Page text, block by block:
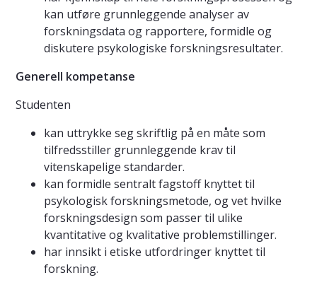
kan utføre grunnleggende analyser av
forskningsdata og rapportere, formidle og
diskutere psykologiske forskningsresultater.
Generell kompetanse
Studenten
kan uttrykke seg skriftlig på en måte som
tilfredsstiller grunnleggende krav til
vitenskapelige standarder.
kan formidle sentralt fagstoff knyttet til
psykologisk forskningsmetode, og vet hvilke
forskningsdesign som passer til ulike
kvantitative og kvalitative problemstillinger.
har innsikt i etiske utfordringer knyttet til
forskning.